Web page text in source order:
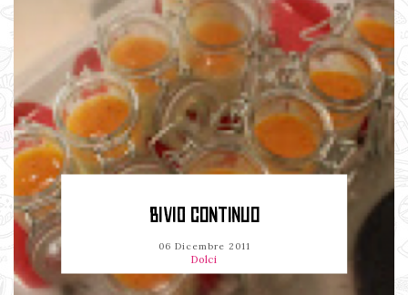
BIVIO CONTINUO
06 Dicembre 2011
Dolci